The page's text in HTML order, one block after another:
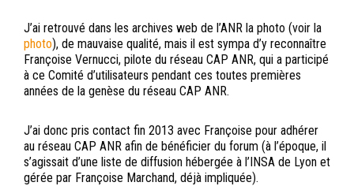
J’ai retrouvé dans les archives web de l’ANR la photo (voir la
photo), de mauvaise qualité, mais il est sympa d’y reconnaître
Françoise Vernucci, pilote du réseau CAP ANR, qui a participé
à ce Comité d’utilisateurs pendant ces toutes premières
années de la genèse du réseau CAP ANR.
J’ai donc pris contact fin 2013 avec Françoise pour adhérer
au réseau CAP ANR afin de bénéficier du forum (à l’époque, il
s’agissait d’une liste de diffusion hébergée à l’INSA de Lyon et
gérée par Françoise Marchand, déjà impliquée).